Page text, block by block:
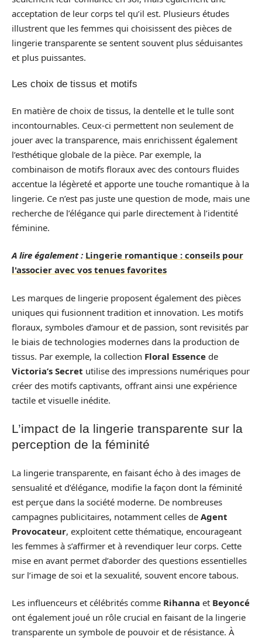
acceptation de leur corps tel qu’il est. Plusieurs études
illustrent que les femmes qui choisissent des pièces de
lingerie transparente se sentent souvent plus séduisantes
et plus puissantes.
Les choix de tissus et motifs
En matière de choix de tissus, la dentelle et le tulle sont
incontournables. Ceux-ci permettent non seulement de
jouer avec la transparence, mais enrichissent également
l’esthétique globale de la pièce. Par exemple, la
combinaison de motifs floraux avec des contours fluides
accentue la légèreté et apporte une touche romantique à la
lingerie. Ce n’est pas juste une question de mode, mais une
recherche de l’élégance qui parle directement à l’identité
féminine.
A lire également : Lingerie romantique : conseils pour
l'associer avec vos tenues favorites
Les marques de lingerie proposent également des pièces
uniques qui fusionnent tradition et innovation. Les motifs
floraux, symboles d’amour et de passion, sont revisités par
le biais de technologies modernes dans la production de
tissus. Par exemple, la collection Floral Essence de
Victoria’s Secret utilise des impressions numériques pour
créer des motifs captivants, offrant ainsi une expérience
tactile et visuelle inédite.
L’impact de la lingerie transparente sur la
perception de la féminité
La lingerie transparente, en faisant écho à des images de
sensualité et d’élégance, modifie la façon dont la féminité
est perçue dans la société moderne. De nombreuses
campagnes publicitaires, notamment celles de Agent
Provocateur, exploitent cette thématique, encourageant
les femmes à s’affirmer et à revendiquer leur corps. Cette
mise en avant permet d’aborder des questions essentielles
sur l’image de soi et la sexualité, souvent encore tabous.
Les influenceurs et célébrités comme Rihanna et Beyoncé
ont également joué un rôle crucial en faisant de la lingerie
transparente un symbole de pouvoir et de résistance. À